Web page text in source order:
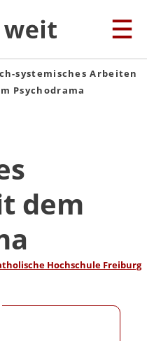
systemisches Arbeiten
Psychodrama
dem